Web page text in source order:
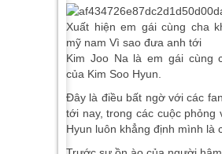
Kim Joo Na là em gái cùng
của Kim Soo Hyun.
Đây là điều bất ngờ với các
tới nay, trong các cuộc phỏng
Hyun luôn khẳng định mình là